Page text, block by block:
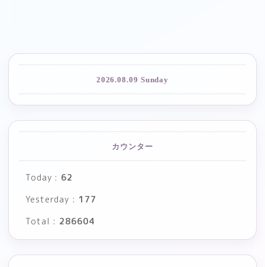
2026.08.09 Sunday
カウンター
Today : 62
Yesterday : 177
Total : 286604